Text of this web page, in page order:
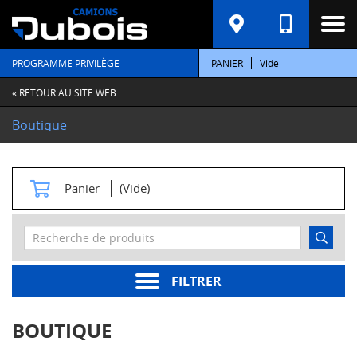
PROGRAMME PRIVILÈGE PANIER Vide
« RETOUR AU SITE WEB
Boutique
Panier (Vide)
FILTRER
C
A
T
É
G
O
R
E
S
t
e
r
moteur
BOUTIQUE